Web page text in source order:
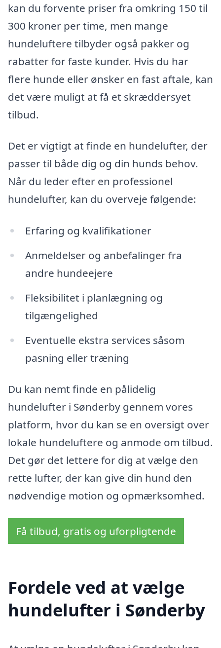
kan du forvente priser fra omkring 150 til
300 kroner per time, men mange
hundeluftere tilbyder også pakker og
rabatter for faste kunder. Hvis du har
flere hunde eller ønsker en fast aftale, kan
det være muligt at få et skræddersyet
tilbud.
Det er vigtigt at finde en hundelufter, der
passer til både dig og din hunds behov.
Når du leder efter en professionel
hundelufter, kan du overveje følgende:
Erfaring og kvalifikationer
Anmeldelser og anbefalinger fra
andre hundeejere
Fleksibilitet i planlægning og
tilgængelighed
Eventuelle ekstra services såsom
pasning eller træning
Du kan nemt finde en pålidelig
hundelufter i Sønderby gennem vores
platform, hvor du kan se en oversigt over
lokale hundeluftere og anmode om tilbud.
Det gør det lettere for dig at vælge den
rette lufter, der kan give din hund den
nødvendige motion og opmærksomhed.
Få tilbud, gratis og uforpligtende
Fordele ved at vælge
hundelufter i Sønderby